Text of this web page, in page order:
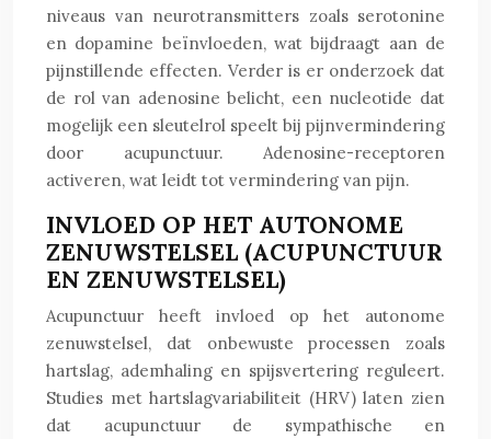
niveaus van neurotransmitters zoals serotonine
en dopamine beïnvloeden, wat bijdraagt aan de
pijnstillende effecten. Verder is er onderzoek dat
de rol van adenosine belicht, een nucleotide dat
mogelijk een sleutelrol speelt bij pijnvermindering
door acupunctuur. Adenosine-receptoren
activeren, wat leidt tot vermindering van pijn.
INVLOED OP HET AUTONOME
ZENUWSTELSEL (ACUPUNCTUUR
EN ZENUWSTELSEL)
Acupunctuur heeft invloed op het autonome
zenuwstelsel, dat onbewuste processen zoals
hartslag, ademhaling en spijsvertering reguleert.
Studies met hartslagvariabiliteit (HRV) laten zien
dat acupunctuur de sympathische en